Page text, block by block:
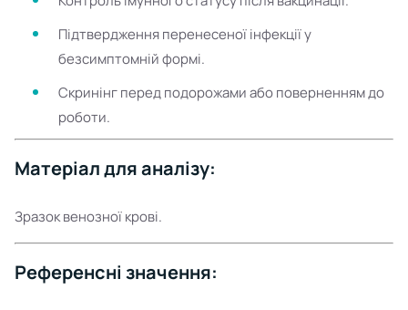
Підтвердження перенесеної інфекції у
безсимптомній формі.
Скринінг перед подорожами або поверненням до
роботи.
Матеріал для аналізу:
Зразок венозної крові.
Референсні значення: